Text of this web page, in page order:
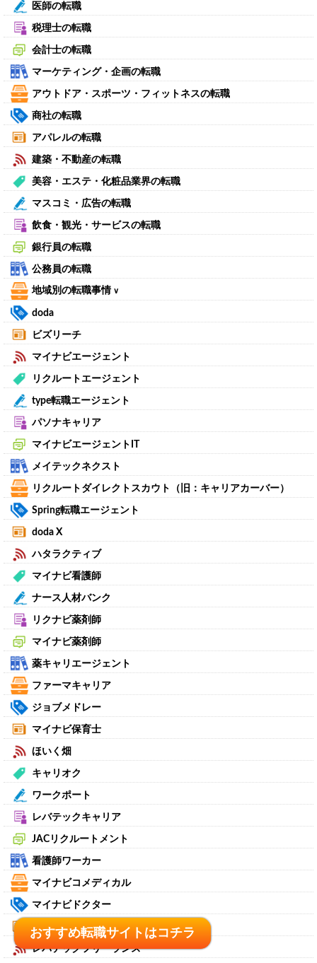
おすすめ転職サイトはコチラ
医師の転職
税理士の転職
会計士の転職
マーケティング・企画の転職
アウトドア・スポーツ・フィットネスの転職
商社の転職
アパレルの転職
建築・不動産の転職
美容・エステ・化粧品業界の転職
マスコミ・広告の転職
飲食・観光・サービスの転職
銀行員の転職
公務員の転職
地域別の転職事情 ∨
doda
ビズリーチ
マイナビエージェント
リクルートエージェント
type転職エージェント
パソナキャリア
マイナビエージェントIT
メイテックネクスト
リクルートダイレクトスカウト（旧：キャリアカーバー）
Spring転職エージェント
doda X
ハタラクティブ
マイナビ看護師
ナース人材バンク
リクナビ薬剤師
マイナビ薬剤師
薬キャリエージェント
ファーマキャリア
ジョブメドレー
マイナビ保育士
ほいく畑
キャリオク
ワークポート
レバテックキャリア
JACリクルートメント
看護師ワーカー
マイナビコメディカル
マイナビドクター
リージョナルキャリア
レバテックフリーランス
おすすめ転職サイトはコチラ